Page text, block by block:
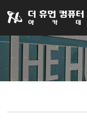
031-252-7277
아카데미소개
인사말
오시는길